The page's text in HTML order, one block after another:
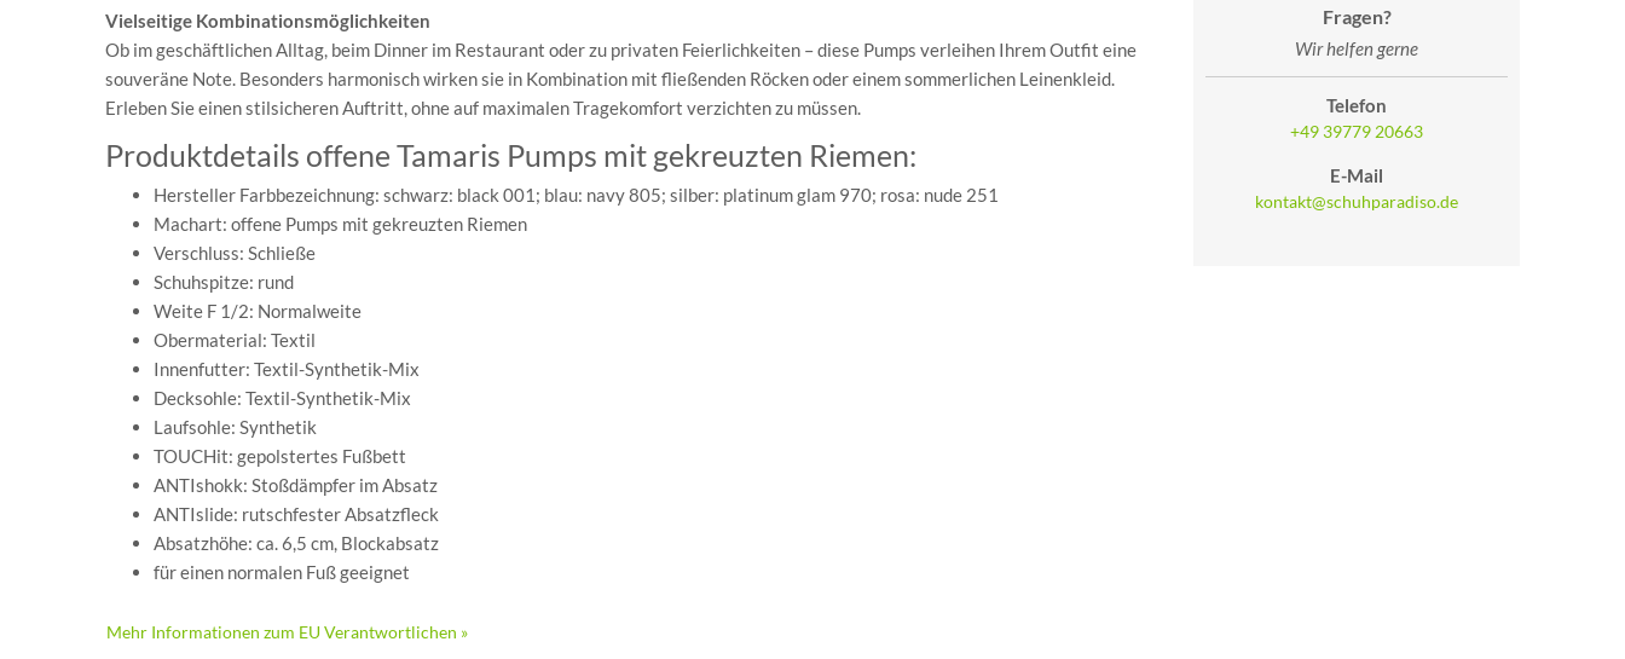
Vielseitige Kombinationsmöglichkeiten
Ob im geschäftlichen Alltag, beim Dinner im Restaurant oder zu privaten Feierlichkeiten – diese Pumps verleihen Ihrem Outfit eine
souveräne Note. Besonders harmonisch wirken sie in Kombination mit fließenden Röcken oder einem sommerlichen Leinenkleid.
Erleben Sie einen stilsicheren Auftritt, ohne auf maximalen Tragekomfort verzichten zu müssen.
Produktdetails offene Tamaris Pumps mit gekreuzten Riemen:
Hersteller Farbbezeichnung: schwarz: black 001; blau: navy 805; silber: platinum glam 970; rosa: nude 251
Machart: offene Pumps mit gekreuzten Riemen
Verschluss: Schließe
Schuhspitze: rund
Weite F 1/2: Normalweite
Obermaterial: Textil
Innenfutter: Textil-Synthetik-Mix
Decksohle: Textil-Synthetik-Mix
Laufsohle: Synthetik
TOUCHit: gepolstertes Fußbett
ANTIshokk: Stoßdämpfer im Absatz
ANTIslide: rutschfester Absatzfleck
Absatzhöhe: ca. 6,5 cm, Blockabsatz
für einen normalen Fuß geeignet
Mehr Informationen zum EU Verantwortlichen »
Fragen?
Wir helfen gerne
Telefon
+49 39779 20663
E-Mail
kontakt@schuhparadiso.de